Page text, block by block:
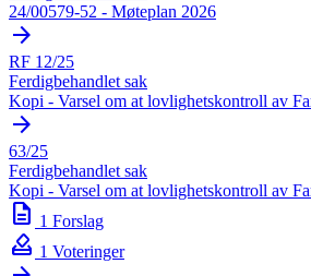
24/00579-52 - Møteplan 2026
arrow_forward
RF 12/25
Ferdigbehandlet sak
Kopi - Varsel om at lovlighetskontroll av
arrow_forward
63/25
Ferdigbehandlet sak
Kopi - Varsel om at lovlighetskontroll av
description 1 Forslag
how_to_vote 1 Voteringer